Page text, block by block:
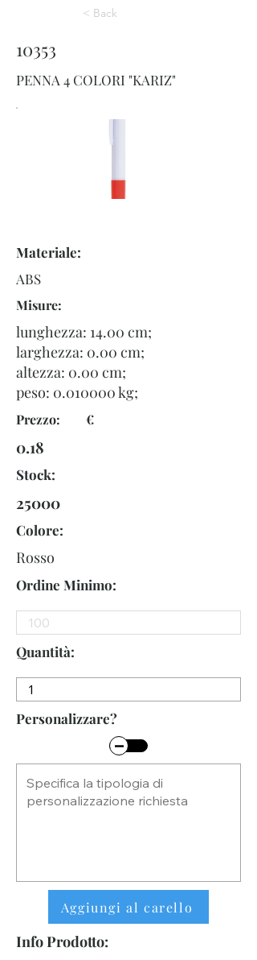
< Back
10353
PENNA 4 COLORI "KARIZ"
Materiale:
ABS
Misure:
lunghezza: 14.00 cm;
larghezza: 0.00 cm;
altezza: 0.00 cm;
peso: 0.010000kg;
Prezzo: €
0.18
Stock:
25000
Colore:
Rosso
Ordine Minimo:
Quantità:
Personalizzare?
Aggiungi al carello
Info Prodotto: